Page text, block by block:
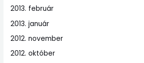
2013. február
2013. január
2012. november
2012. október